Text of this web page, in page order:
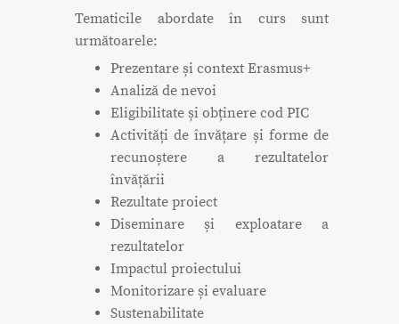
Tematicile abordate în curs sunt
următoarele:
Prezentare și context Erasmus+
Analiză de nevoi
Eligibilitate și obținere cod PIC
Activități de învățare și forme de
recunoștere a rezultatelor
învățării
Rezultate proiect
Diseminare și exploatare a
rezultatelor
Impactul proiectului
Monitorizare și evaluare
Sustenabilitate